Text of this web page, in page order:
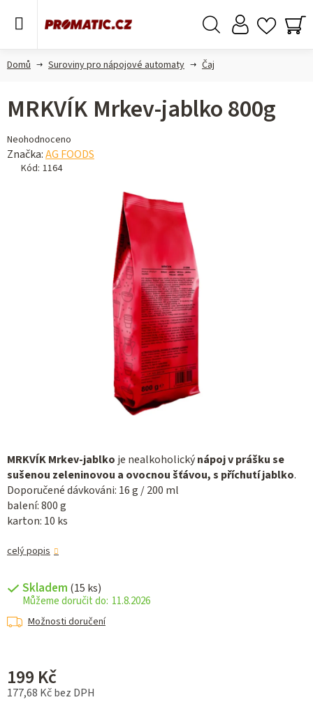
Domů Suroviny pro nápojové automaty Čaj
MRKVÍK Mrkev-jablko je nealkoholickýnápoj v prášku se
sušenou zeleninovou a ovocnou šťávou, s příchutí jablko.
Doporučené dávkováni: 16 g / 200 ml
balení: 800 g
karton: 10 ks
celý popis
Skladem (15 ks)
11.8.2026
Možnosti doručení
199 Kč
177,68 Kč bez DPH
MRKVÍK Mrkev-jablko 800g
Průměrné
hodnocení
produktu
Neohodnoceno
Značka:AG FOODS
Kód: 1164